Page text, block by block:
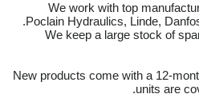
We work with top
Poclain Hydraulics, Linde,
We keep a large stock of
New products come with a 12-
units are